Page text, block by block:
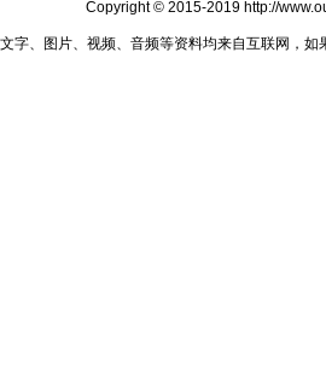
Copyright © 2015-2019 http://
字、图片、视频、音频等资料均来自互联网，